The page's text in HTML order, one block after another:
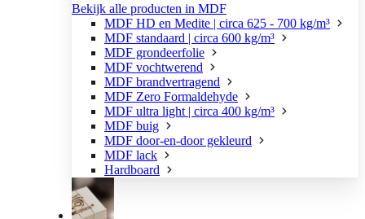
Bekijk alle producten in MDF
MDF HD en Medite | circa 625 - 700 kg/m³
MDF standaard | circa 600 kg/m³
MDF grondeerfolie
MDF vochtwerend
MDF brandvertragend
MDF Zero Formaldehyde
MDF ultra light | circa 400 kg/m³
MDF buig
MDF door-en-door gekleurd
MDF lack
Hardboard